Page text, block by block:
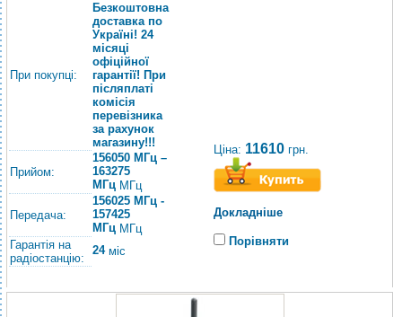
При покупці:
Безкоштовна
доставка по
Україні! 24
місяці
офіційної
гарантії! При
післяплаті
комісія
перевізника
за рахунок
магазину!!!
Прийом:
156050 МГц –
163275
МГц МГц
Передача:
156025 МГц -
157425
МГц МГц
Гарантія на
радіостанцію:
24міс
Ціна: 11610 грн.
Докладніше
Порівняти